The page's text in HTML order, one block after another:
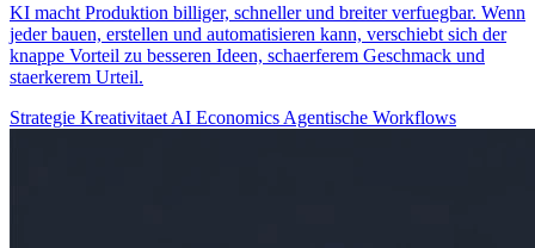
KI macht Produktion billiger, schneller und breiter verfuegbar. Wenn
jeder bauen, erstellen und automatisieren kann, verschiebt sich der
knappe Vorteil zu besseren Ideen, schaerferem Geschmack und
staerkerem Urteil.
Strategie Kreativitaet AI Economics Agentische Workflows